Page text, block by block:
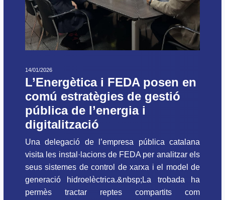
14/01/2026
L’Energètica i FEDA posen en
comú estratègies de gestió
pública de l’energia i
digitalització
Una delegació de l’empresa pública catalana
visita les instal·lacions de FEDA per analitzar els
seus sistemes de control de xarxa i el model de
generació hidroelèctrica.&nbsp;La trobada ha
permès tractar reptes compartits com